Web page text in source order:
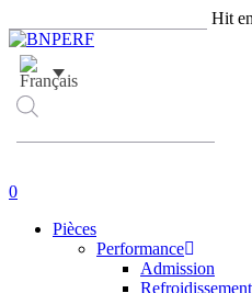
to
main
content
Hit
Close
Search
account
0
Pièces
Performance
Admission
Refroidissement